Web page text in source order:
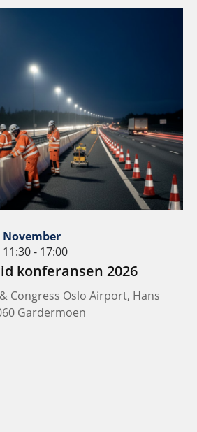
November
11:30 - 17:00
konferansen 2026
Congress Oslo Airport, Hans
Gardermoen